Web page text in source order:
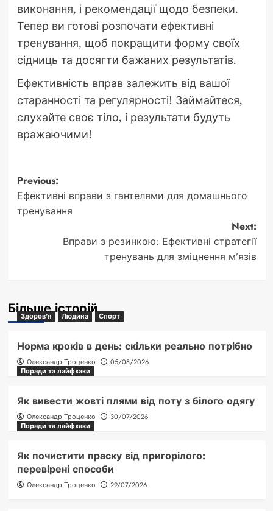
виконання, і рекомендації щодо безпеки.
Тепер ви готові розпочати ефективні
тренування, щоб покращити форму своїх
сідниць та досягти бажаних результатів.
Ефективність вправ залежить від вашої
старанності та регулярності! Займайтеся,
слухайте своє тіло, і результати будуть
вражаючими!
Post
navigation
Previous:
Ефективні вправи з гантелями для домашнього
тренування
Next:
Вправи з резинкою: Ефективні стратегії
тренувань для зміцнення м’язів
Більше історій
Здоров'я Людина Спорт
Норма кроків в день: скільки реально потрібно
Олександр Троценко
05/08/2026
Поради та лайфхаки
Як вивести жовті плями від поту з білого одягу
Олександр Троценко
30/07/2026
Поради та лайфхаки
Як почистити праску від пригорілого:
перевірені способи
Олександр Троценко 29/07/2026